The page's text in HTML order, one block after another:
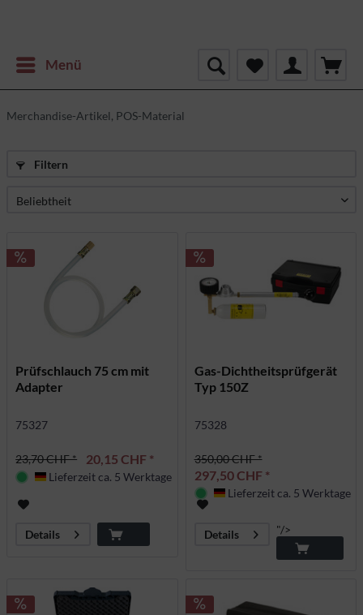
Menü
Merchandise-Artikel, POS-Material
Filtern
Prüfschlauch 75 cm mit
Adapter
75327
23,70 CHF * 20,15 CHF *
Deutschland
Lieferzeit ca. 5 Werktage
Details
Gas-Dichtheitsprüfgerät
Typ 150Z
75328
350,00 CHF *
297,50 CHF *
Deutschland
Lieferzeit ca. 5 Werktage
Details "/>